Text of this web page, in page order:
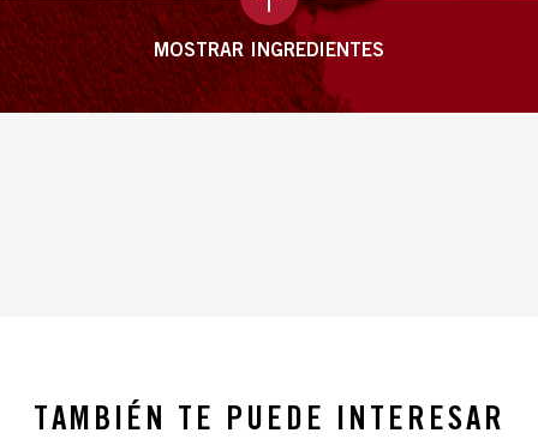
MOSTRAR INGREDIENTES
TAMBIÉN TE PUEDE INTERESAR